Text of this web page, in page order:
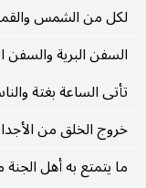
لكل من الشمس
السفن البرية والسفن
تأتى الساعة بغتة
خروج الخلق من
ما يتمتع به أهل
فالمراد أنه
هذه الكلمة
زال يرددها حتى
ولبعد المسافة